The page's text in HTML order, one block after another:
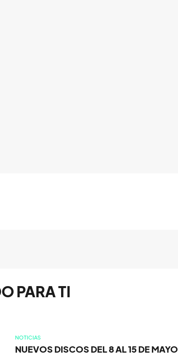
PARA TI
NOTICIAS
NUEVOS DISCOS DEL 8 AL 15 DE MAYO